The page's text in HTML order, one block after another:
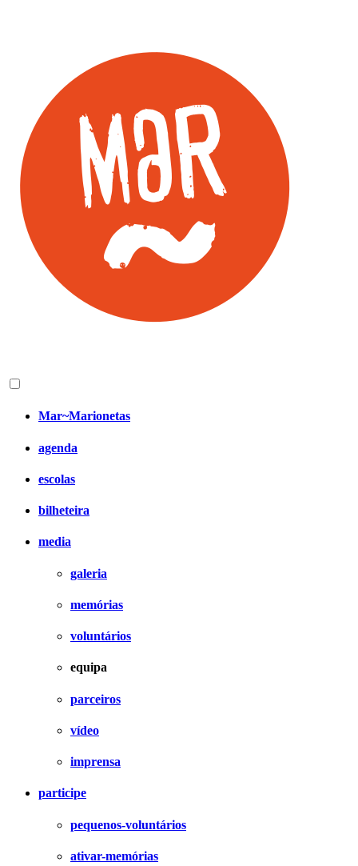
Mar~Marionetas
agenda
escolas
bilheteira
media
galeria
memórias
voluntários
equipa
parceiros
vídeo
imprensa
participe
pequenos-voluntários
ativar-memórias